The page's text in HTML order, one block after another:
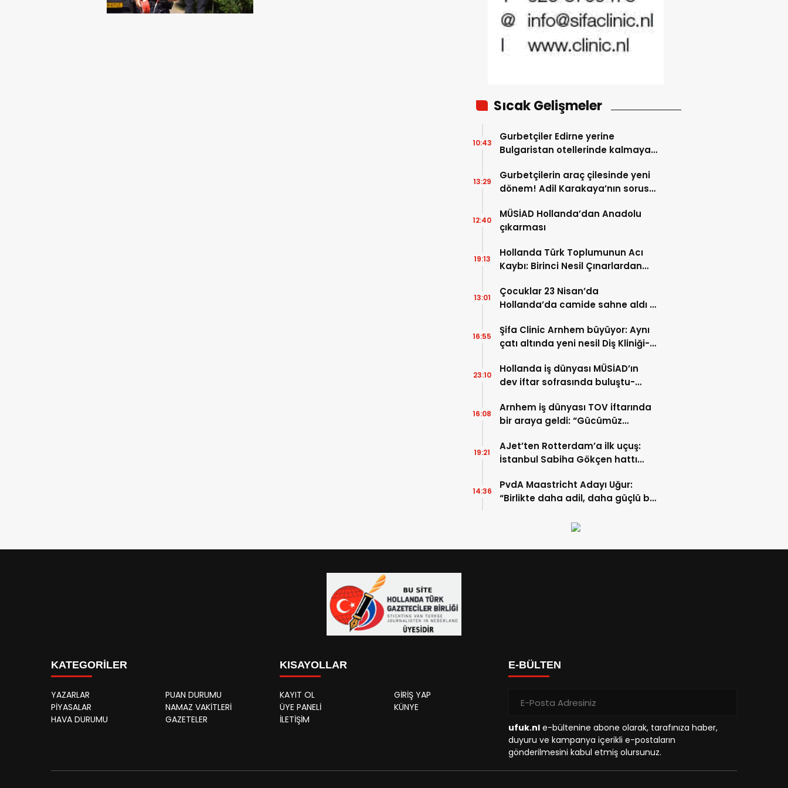
Sıcak Gelişmeler
Gurbetçiler Edirne yerine
Bulgaristan otellerinde kalmaya
10:43
Gurbetçilerin araç çilesinde yeni
dönem! Adil Karakaya’nın sorusu
13:29
MÜSİAD Hollanda’dan Anadolu
çıkarması
12:40
Hollanda Türk Toplumunun Acı
Kaybı: Birinci Nesil Çınarlardan
19:13
Çocuklar 23 Nisan’da
Hollanda’da camide sahne aldı –
13:01
Şifa Clinic Arnhem büyüyor: Aynı
çatı altında yeni nesil Diş Kliniği-
16:55
Hollanda iş dünyası MÜSİAD’ın
dev iftar sofrasında buluştu-
23:10
Arnhem iş dünyası TOV iftarında
bir araya geldi: “Gücümüz
16:08
AJet’ten Rotterdam’a ilk uçuş:
İstanbul Sabiha Gökçen hattı
19:21
PvdA Maastricht Adayı Uğur:
“Birlikte daha adil, daha güçlü bir
14:36
KATEGORİLER
YAZARLAR
PUAN DURUMU
PİYASALAR
NAMAZ VAKİTLERİ
HAVA DURUMU
GAZETELER
KISAYOLLAR
KAYIT OL
GİRİŞ YAP
ÜYE PANELİ
KÜNYE
İLETİŞİM
E-BÜLTEN
ufuk.nl e-bültenine abone olarak, tarafınıza haber,
duyuru ve kampanya içerikli e-postaların
gönderilmesini kabul etmiş olursunuz.